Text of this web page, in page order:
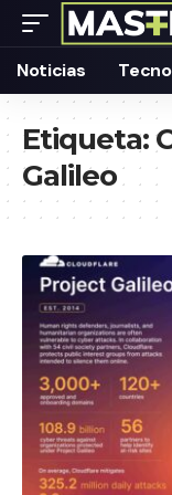
Noticias
Etiqueta:
Galileo